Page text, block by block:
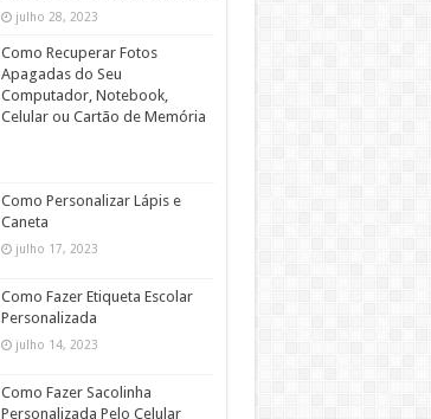
julho 28, 2023
Como Recuperar Fotos
Apagadas do Seu
Computador, Notebook,
Celular ou Cartão de Memória
Como Personalizar Lápis e
Caneta
julho 17, 2023
Como Fazer Etiqueta Escolar
Personalizada
julho 14, 2023
Como Fazer Sacolinha
Personalizada Pelo Celular